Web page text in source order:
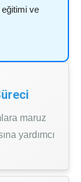
eğitimi ve
maruz
yardımcı